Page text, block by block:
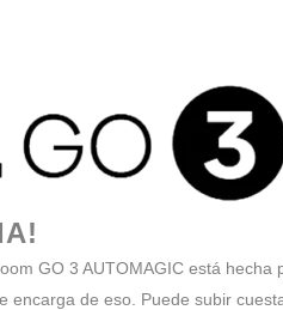
GO 3 AUTOMAGIC está
de eso. Puede subir